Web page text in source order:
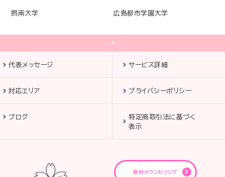
摂南大学 広島都市学園大学
代表メッセージ サービス詳細
対応エリア プライバシーポリシー
ブログ
特定商取引法に基づく
表示
無料カウンセリング